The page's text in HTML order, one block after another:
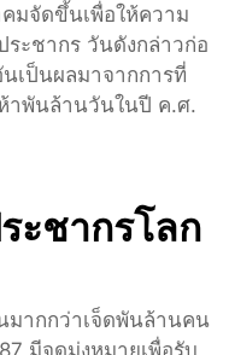
มจัดขึ้นเพื่อให้ความ
ะชากร วันดังกล่าวก่อ
เป็นผลมาจากการที่
าพันล้านวันในปี ค.ศ.
ะชากรโลก
ากกว่าเจ็ดพันล้านคน
มีจุดมุ่งหมายเพื่อรับ